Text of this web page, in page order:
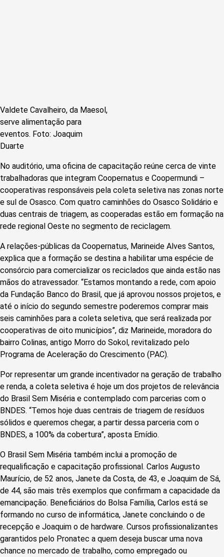
Valdete Cavalheiro, da Maesol,
serve alimentação para
eventos. Foto: Joaquim
Duarte
No auditório, uma oficina de capacitação reúne cerca de vinte
trabalhadoras que integram Coopernatus e Coopermundi –
cooperativas responsáveis pela coleta seletiva nas zonas norte
e sul de Osasco. Com quatro caminhões do Osasco Solidário e
duas centrais de triagem, as cooperadas estão em formação na
rede regional Oeste no segmento de reciclagem.
A relações-públicas da Coopernatus, Marineide Alves Santos,
explica que a formação se destina a habilitar uma espécie de
consórcio para comercializar os reciclados que ainda estão nas
mãos do atravessador. “Estamos montando a rede, com apoio
da Fundação Banco do Brasil, que já aprovou nossos projetos, e
até o início do segundo semestre poderemos comprar mais
seis caminhões para a coleta seletiva, que será realizada por
cooperativas de oito municípios”, diz Marineide, moradora do
bairro Colinas, antigo Morro do Sokol, revitalizado pelo
Programa de Aceleração do Crescimento (PAC).
Por representar um grande incentivador na geração de trabalho
e renda, a coleta seletiva é hoje um dos projetos de relevância
do Brasil Sem Miséria e contemplado com parcerias com o
BNDES. “Temos hoje duas centrais de triagem de resíduos
sólidos e queremos chegar, a partir dessa parceria com o
BNDES, a 100% da cobertura”, aposta Emídio.
O Brasil Sem Miséria também inclui a promoção de
requalificação e capacitação profissional. Carlos Augusto
Maurício, de 52 anos, Janete da Costa, de 43, e Joaquim de Sá,
de 44, são mais três exemplos que confirmam a capacidade da
emancipação. Beneficiários do Bolsa Família, Carlos está se
formando no curso de informática, Janete concluindo o de
recepção e Joaquim o de hardware. Cursos profissionalizantes
garantidos pelo Pronatec a quem deseja buscar uma nova
chance no mercado de trabalho, como empregado ou